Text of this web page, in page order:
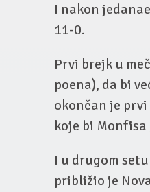
I nakon
11-0.
Prvi brejk u
poena), da bi
okončan je prvi
koje bi Monfisa
I u drugom
približio je